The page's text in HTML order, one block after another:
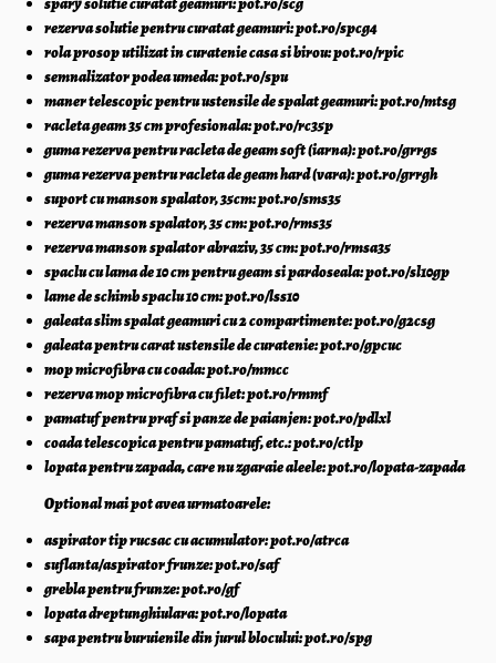
spary solutie curatat geamuri: pot.ro/scg
rezerva solutie pentru curatat geamuri: pot.ro/spcg4
rola prosop utilizat in curatenie casa si birou: pot.ro/rpic
semnalizator podea umeda: pot.ro/spu
maner telescopic pentru ustensile de spalat geamuri: pot.ro/mtsg
racleta geam 35 cm profesionala: pot.ro/rc35p
guma rezerva pentru racleta de geam soft (iarna): pot.ro/grrgs
guma rezerva pentru racleta de geam hard (vara): pot.ro/grrgh
suport cu manson spalator, 35cm: pot.ro/sms35
rezerva manson spalator, 35 cm: pot.ro/rms35
rezerva manson spalator abraziv, 35 cm: pot.ro/rmsa35
spaclu cu lama de 10 cm pentru geam si pardoseala: pot.ro/sl10gp
lame de schimb spaclu 10 cm: pot.ro/lss10
galeata slim spalat geamuri cu 2 compartimente: pot.ro/g2csg
galeata pentru carat ustensile de curatenie: pot.ro/gpcuc
mop microfibra cu coada: pot.ro/mmcc
rezerva mop microfibra cu filet: pot.ro/rmmf
pamatuf pentru praf si panze de paianjen: pot.ro/pdlxl
coada telescopica pentru pamatuf, etc.: pot.ro/ctlp
lopata pentru zapada, care nu zgaraie aleele: pot.ro/lopata-zapada
Optional mai pot avea urmatoarele:
aspirator tip rucsac cu acumulator: pot.ro/atrca
suflanta/aspirator frunze: pot.ro/saf
grebla pentru frunze: pot.ro/gf
lopata dreptunghiulara: pot.ro/lopata
sapa pentru buruienile din jurul blocului: pot.ro/spg